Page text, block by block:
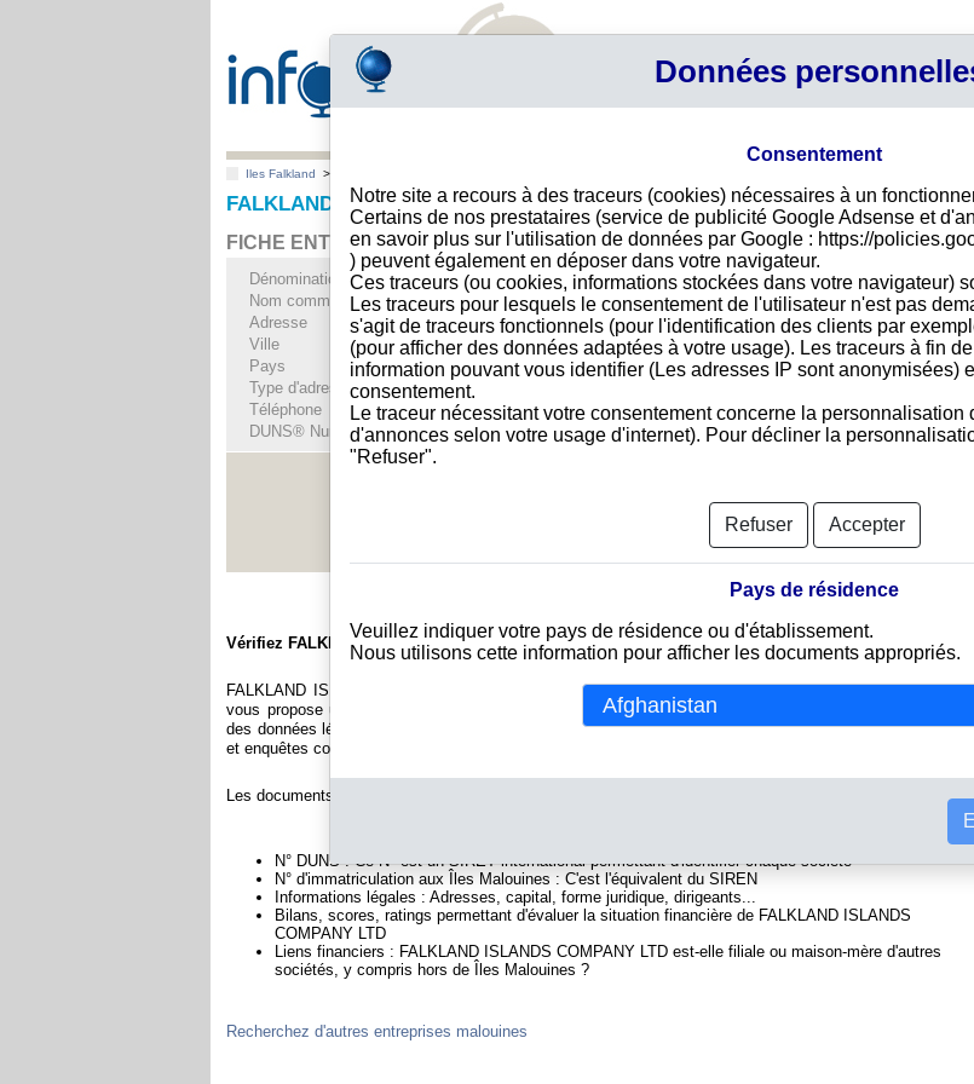
Iles Falkland >
FALKLAND ISLANDS COMPANY LTD, Stanley
FICHE ENTREPRISE
Dénomination
FALKLAND ISLANDS COMPANY LTD
Nom commercial
THE FLAKLAND ISLANDS COMPANY
Adresse
Crozier Place
Ville
Stanley
Pays
Iles Falkland
Type d'adresse
Adresse unique
Téléphone
+500 27---
DUNS® Number
36-------
Voir les informations disponibles
Vérifiez FALKLAND ISLANDS COMPANY LTD
FALKLAND ISLANDS COMPANY LTD est immatriculée au registre du commerce malouin. Info-
vous propose une large gamme de documents et de rapports contenant d'une part des informations
des données légales permettant notamment de constituer l'équivalent d'un Kbis et d'autres part des
et enquêtes commerciales permettant d'évaluer la fiabilité et la solvabilité de cette entreprise.
Les documents sur FALKLAND ISLANDS COMPANY LTD contiennent des informations telles que :
N° DUNS : Ce N° est un SIRET international permettant d'identifier chaque société
N° d'immatriculation aux Îles Malouines : C'est l'équivalent du SIREN
Informations légales : Adresses, capital, forme juridique, dirigeants...
Bilans, scores, ratings permettant d'évaluer la situation financière de FALKLAND ISLANDS
COMPANY LTD
Liens financiers : FALKLAND ISLANDS COMPANY LTD est-elle filiale ou maison-mère d'autres
sociétés, y compris hors de Îles Malouines ?
Recherchez d'autres entreprises malouines
Données
Consentement
Notre site a recours à des traceurs (cookies) nécessaires à un
Certains de nos prestataires (service de publicité Google Adsense et
en savoir plus sur l'utilisation de données par Google : https://
) peuvent également en déposer dans votre navigateur.
Ces traceurs (ou cookies, informations stockées dans votre navigateur)
Les traceurs pour lesquels le consentement de l'utilisateur n'est pas
s'agit de traceurs fonctionnels (pour l'identification des clients par
(pour afficher des données adaptées à votre usage). Les traceurs à fin
information pouvant vous identifier (Les adresses IP sont anonymisées)
consentement.
Le traceur nécessitant votre consentement concerne la
d'annonces selon votre usage d'internet). Pour décliner la
"Refuser".
Refuser Accepter
Pays de résidence
Veuillez indiquer votre pays de résidence ou d'établissement.
Nous utilisons cette information pour afficher les documents appropriés.